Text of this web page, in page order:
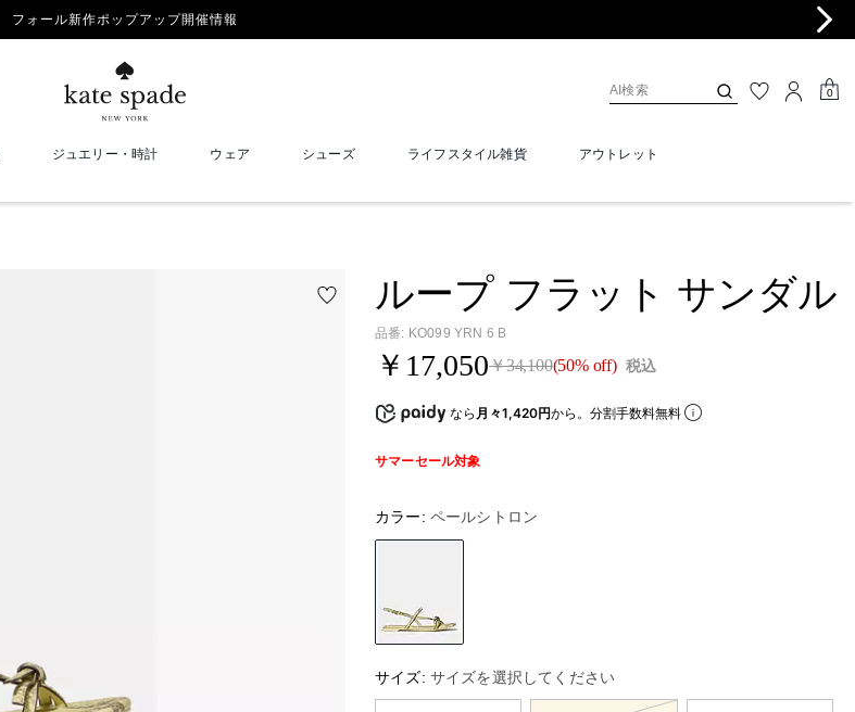
フォール新作ポップアップ開催情報
0
ジュエリー・時計 ウェア シューズ ライフスタイル雑貨 アウトレット
ループ フラット サンダル
品番: KO099 YRN 6 B
￥17,050￥34,100(50% off) 税込
なら 月々1,420円から。分割手数料無料
サマーセール対象
カラー: ペールシトロン
サイズ: サイズを選択してください